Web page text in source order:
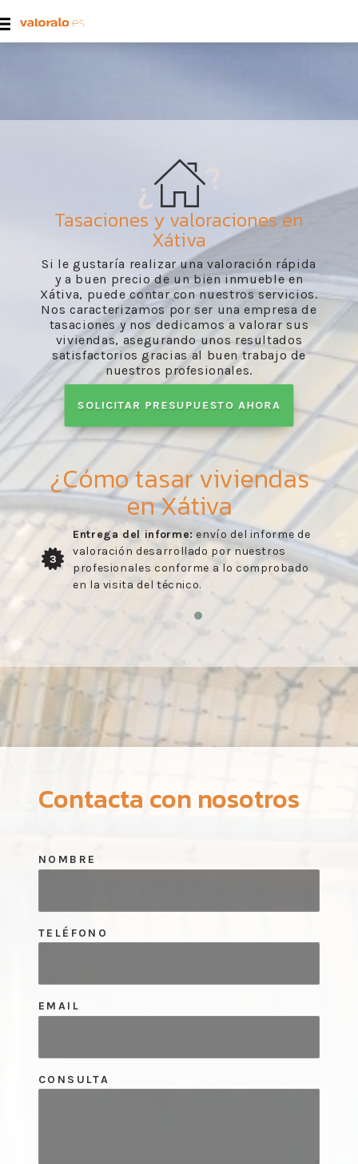
Tasaciones y valoraciones en
Xátiva
Si le gustaría realizar una valoración rápida
y a buen precio de un bien inmueble en
Xátiva, puede contar con nuestros servicios.
Nos caracterizamos por ser una empresa de
tasaciones y nos dedicamos a valorar sus
viviendas, asegurando unos resultados
satisfactorios gracias al buen trabajo de
nuestros profesionales.
SOLICITAR PRESUPUESTO AHORA
¿Cómo tasar viviendas
en Xátiva
3
Entrega del informe: envío del informe de
valoración desarrollado por nuestros
profesionales conforme a lo comprobado
en la visita del técnico.
Contacta con nosotros
NOMBRE
TELÉFONO
EMAIL
CONSULTA